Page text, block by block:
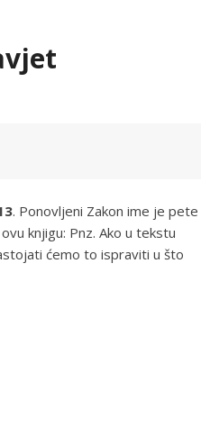
. Ponovljeni Zakon ime je pete
knjigu: Pnz. Ako u tekstu
ćemo to ispraviti u što